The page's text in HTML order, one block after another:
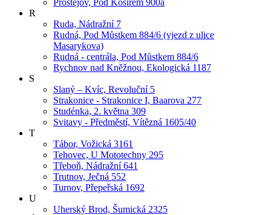
R
Ruda, Nádražní 7
Rudná, Pod Můstkem 884/6 (vjezd z ulice
Masarykova)
Rudná - centrála, Pod Můstkem 884/6
Rychnov nad Kněžnou, Ekologická 1187
S
Slaný – Kvíc, Revoluční 5
Strakonice - Strakonice I, Baarova 277
Studénka, 2. května 309
Svitavy - Předměstí, Vítězná 1605/40
T
Tábor, Vožická 3161
Tehovec, U Mototechny 295
Třeboň, Nádražní 641
Trutnov, Ječná 552
Turnov, Přepeřská 1692
U
Uherský Brod, Šumická 2325